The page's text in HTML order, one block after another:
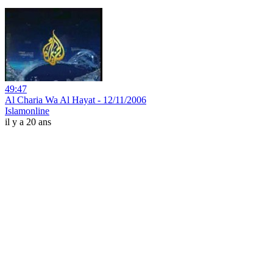
49:47
Al Charia Wa Al Hayat - 12/11/2006
Islamonline
il y a 20 ans